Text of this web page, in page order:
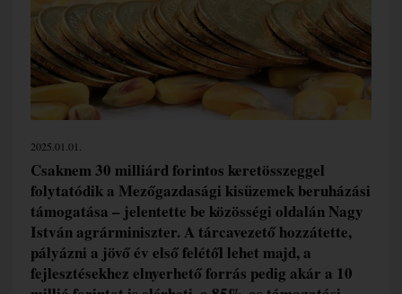
2025.01.01.
Csaknem 30 milliárd forintos keretösszeggel
folytatódik a Mezőgazdasági kisüzemek beruházási
támogatása – jelentette be közösségi oldalán Nagy
István agrárminiszter. A tárcavezető hozzátette,
pályázni a jövő év első felétől lehet majd, a
fejlesztésekhez elnyerhető forrás pedig akár a 10